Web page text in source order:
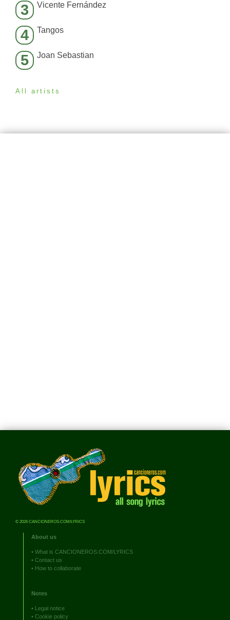
3 Vicente Fernández
4 Tangos
5 Joan Sebastian
All artists
© 2026 CANCIONEROS.COM/LYRICS
About us
• What is CANCIONEROS.COM/LYRICS
• Contact us
• How to collaborate
Notes
• Legal notice
• Cookie policy